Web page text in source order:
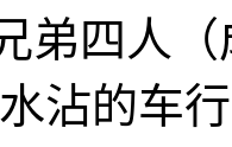
弟四人
沾的车